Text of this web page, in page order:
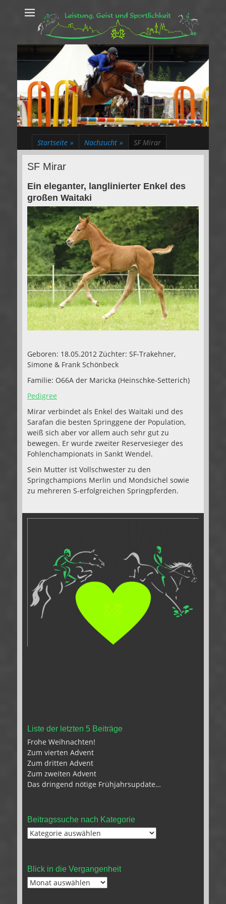
Leistung, Geist
und Sportlichkeit
Trakehner aus dem Herzen des Rheinlands
Startseite » Nachzucht » SF Mirar
SF Mirar
Ein eleganter, langlinierter Enkel des
großen Waitaki
Geboren: 18.05.2012 Züchter: SF-Trakehner,
Simone & Frank Schönbeck
Familie: O66A der Maricka (Heinschke-Setterich)
Pedigree
Mirar verbindet als Enkel des Waitaki und des
Sarafan die besten Springgene der Population,
weiß sich aber vor allem auch sehr gut zu
bewegen. Er wurde zweiter Reservesieger des
Fohlenchampionats in Sankt Wendel.
Sein Mutter ist Vollschwester zu den
Springchampions Merlin und Mondsichel sowie
zu mehreren S-erfolgreichen Springpferden.
Liste der letzten 5 Beiträge
Frohe Weihnachten!
Zum vierten Advent
Zum dritten Advent
Zum zweiten Advent
Das dringend nötige Frühjahrsupdate…
Beitragssuche nach Kategorie
Beitragssuche
Blick in die Vergangenheit
Blick